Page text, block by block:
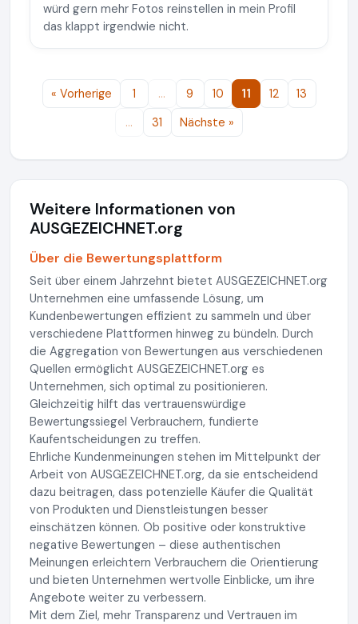
würd gern mehr Fotos reinstellen in mein Profil
das klappt irgendwie nicht.
« Vorherige 1 … 9 10 11 12
13
…
31 Nächste »
Weitere Informationen von
AUSGEZEICHNET.org
Über die Bewertungsplattform
Seit über einem Jahrzehnt bietet AUSGEZEICHNET.org
Unternehmen eine umfassende Lösung, um
Kundenbewertungen effizient zu sammeln und über
verschiedene Plattformen hinweg zu bündeln. Durch
die Aggregation von Bewertungen aus verschiedenen
Quellen ermöglicht AUSGEZEICHNET.org es
Unternehmen, sich optimal zu positionieren.
Gleichzeitig hilft das vertrauenswürdige
Bewertungssiegel Verbrauchern, fundierte
Kaufentscheidungen zu treffen.
Ehrliche Kundenmeinungen stehen im Mittelpunkt der
Arbeit von AUSGEZEICHNET.org, da sie entscheidend
dazu beitragen, dass potenzielle Käufer die Qualität
von Produkten und Dienstleistungen besser
einschätzen können. Ob positive oder konstruktive
negative Bewertungen – diese authentischen
Meinungen erleichtern Verbrauchern die Orientierung
und bieten Unternehmen wertvolle Einblicke, um ihre
Angebote weiter zu verbessern.
Mit dem Ziel, mehr Transparenz und Vertrauen im